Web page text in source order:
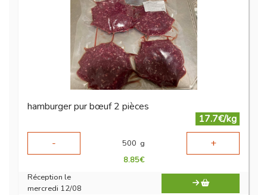
hamburger pur bœuf 2 pièces
17.7€/kg
-
500 g +
8.85€
Réception le
mercredi 12/08